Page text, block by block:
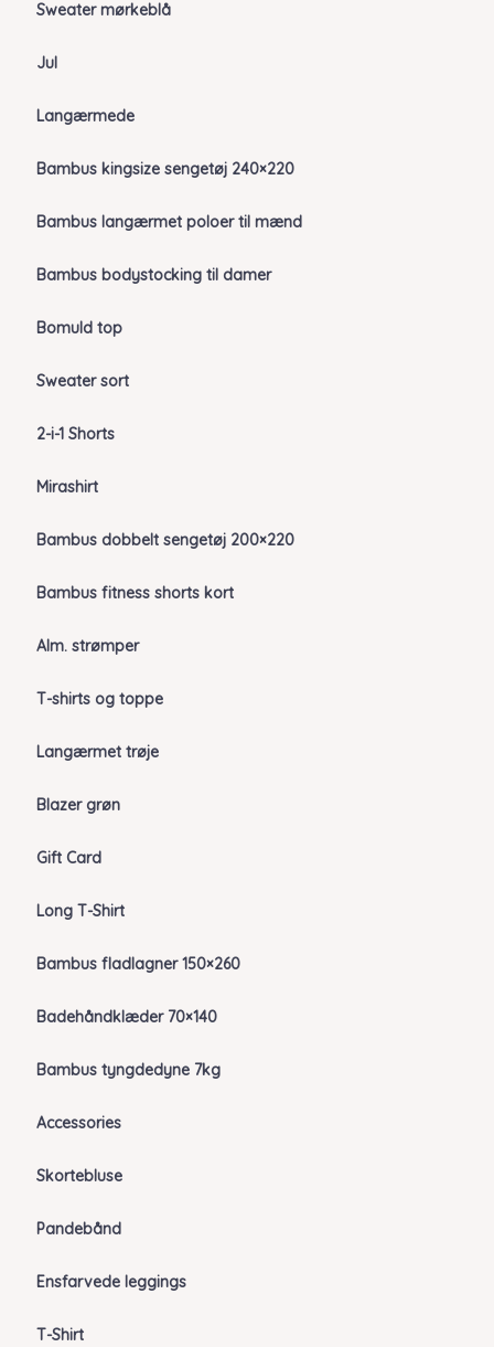
Sweater mørkeblå
Jul
Langærmede
Bambus kingsize sengetøj 240×220
Bambus langærmet poloer til mænd
Bambus bodystocking til damer
Bomuld top
Sweater sort
2-i-1 Shorts
Mirashirt
Bambus dobbelt sengetøj 200×220
Bambus fitness shorts kort
Alm. strømper
T-shirts og toppe
Langærmet trøje
Blazer grøn
Gift Card
Long T-Shirt
Bambus fladlagner 150×260
Badehåndklæder 70×140
Bambus tyngdedyne 7kg
Accessories
Skortebluse
Pandebånd
Ensfarvede leggings
T-Shirt